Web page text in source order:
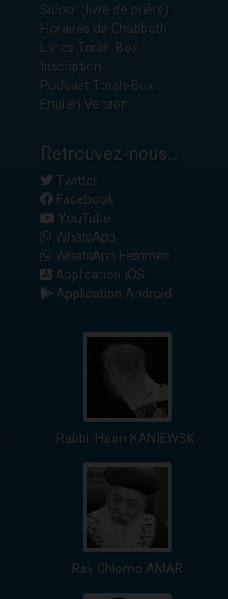
Sidour (livre de prière)
Horaires de Chabbath
Livres Torah-Box
Inscription
Podcast Torah-Box
English Version
Retrouvez-nous...
Twitter
Facebook
YouTube
WhatsApp
WhatsApp Femmes
Application iOS
Application Android
Rabbi 'Haïm KANIEWSKI
Rav Chlomo AMAR